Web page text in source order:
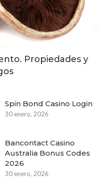
Propiedades y
Spin Bond Casino Login
30 enero, 2026
Bancontact Casino
Australia Bonus Codes
2026
30 enero, 2026